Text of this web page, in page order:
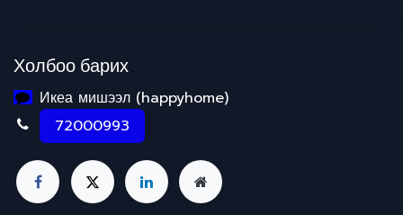
Холбоо барих
Икеа мишээл (happyhome)
72000993